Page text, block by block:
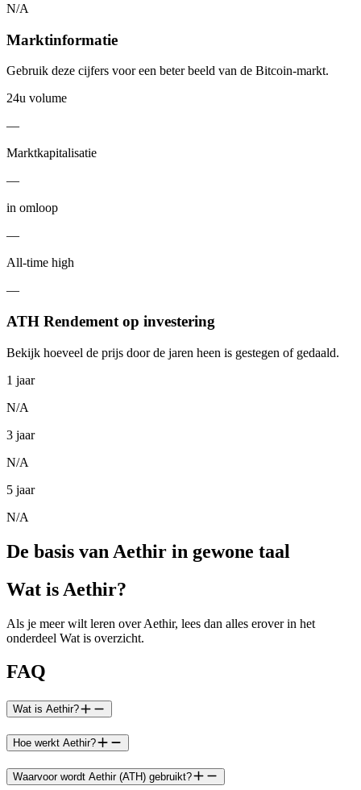
N/A
Marktinformatie
Gebruik deze cijfers voor een beter beeld van de Bitcoin-markt.
24u volume
—
Marktkapitalisatie
—
in omloop
—
All-time high
—
ATH Rendement op investering
Bekijk hoeveel de prijs door de jaren heen is gestegen of gedaald.
1 jaar
N/A
3 jaar
N/A
5 jaar
N/A
De basis van Aethir in gewone taal
Wat is Aethir?
Als je meer wilt leren over Aethir, lees dan alles erover in het
onderdeel Wat is overzicht.
FAQ
Wat is Aethir?
Hoe werkt Aethir?
Waarvoor wordt Aethir (ATH) gebruikt?